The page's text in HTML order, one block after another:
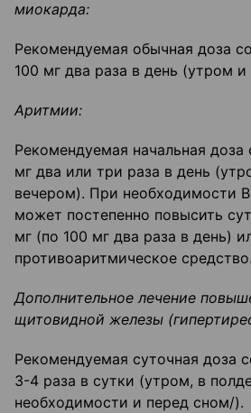
миокарда:
Рекомендуемая обычная доза
100 мг два раза в день (утром
Аритмии:
Рекомендуемая начальная доза
мг два или три раза в день
вечером). При необходимости
может постепенно повысить
мг (по 100 мг два раза в день)
противоаритмическое средство.
Дополнительное лечение
щитовидной железы
Рекомендуемая суточная доза
3-4 раза в сутки (утром, в
необходимости и перед сном/).